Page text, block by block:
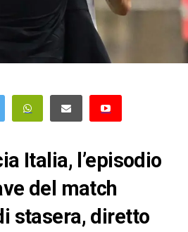
Italia, l’episodio
del match
stasera, diretto